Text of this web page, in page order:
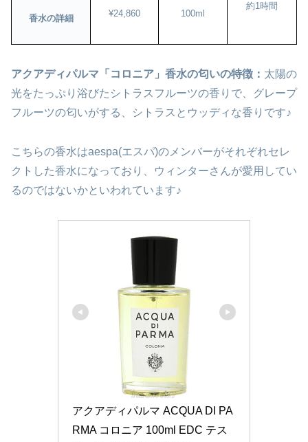
香水の詳細 ¥24,860 100ml
約1時間
アクアディパルマ「コロニア」香水の匂いの特徴： 太陽の
光をたっぷり浴びたシトラスフルーツの香りで、グレープ
フルーツの匂いがする、シトラスとウッディな香りです♪
こちらの香水はaespa(エスパ)のメンバーがそれぞれセレ
クトした香水になっており、ウィンターさんが愛用してい
るのではないかといわれています♪
アクアディパルマ ACQUA DI PA
RMA コロニア 100ml EDC テス